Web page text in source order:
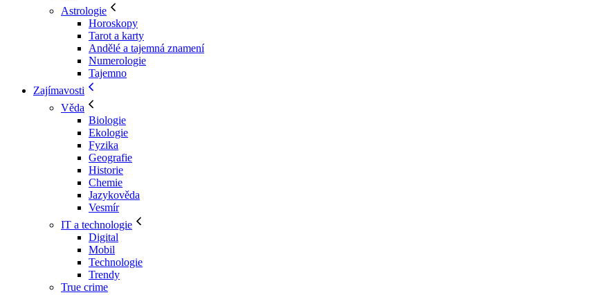
Astrologie
Horoskopy
Tarot a karty
Andělé a tajemná znamení
Numerologie
Tajemno
Zajímavosti
Věda
Biologie
Ekologie
Fyzika
Geografie
Historie
Chemie
Jazykověda
Vesmír
IT a technologie
Digital
Mobil
Technologie
Trendy
True crime